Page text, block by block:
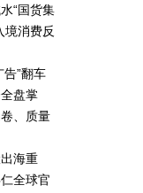
“国货集
境消费反
告”翻车
盘掌
、质量
海重
全球官